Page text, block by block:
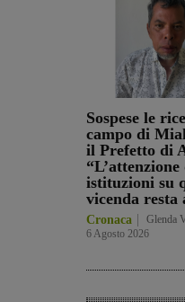
Sospese le
campo di
il Prefetto di
“L’attenzione
istituzioni su
vicenda resta
Cronaca Glenda
6 Agosto 2026